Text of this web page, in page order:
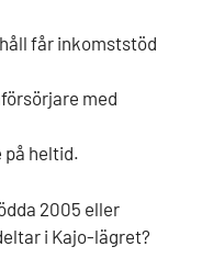
får inkomststöd
med
på heltid.
2005 eller
i Kajo-lägret?